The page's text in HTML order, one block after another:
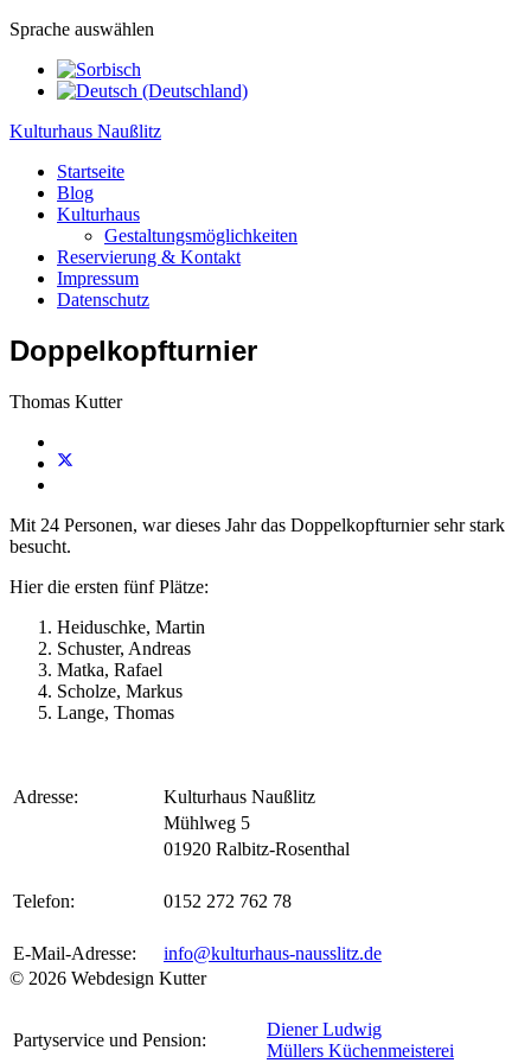
Sprache auswählen
Kulturhaus Naußlitz
Startseite
Blog
Kulturhaus
Gestaltungsmöglichkeiten
Reservierung & Kontakt
Impressum
Datenschutz
Doppelkopfturnier
Thomas Kutter
Mit 24 Personen, war dieses Jahr das Doppelkopfturnier sehr stark
besucht.
Hier die ersten fünf Plätze:
Heiduschke, Martin
Schuster, Andreas
Matka, Rafael
Scholze, Markus
Lange, Thomas
Adresse:
Kulturhaus Naußlitz
Mühlweg 5
01920 Ralbitz-Rosenthal
Telefon: 0152 272 762 78
E-Mail-Adresse:
info@kulturhaus-nausslitz.de
© 2026 Webdesign Kutter
Partyservice und Pension:
Diener Ludwig
Müllers Küchenmeisterei